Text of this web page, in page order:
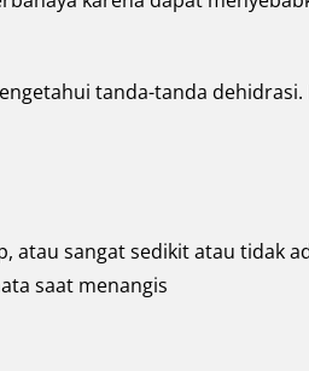
tanda-tanda
atau sangat sedikit atau tidak
saat menangis